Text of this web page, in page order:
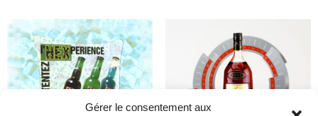
Gérer le consentement aux